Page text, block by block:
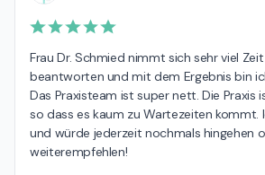
Frau Dr. Schmied nimmt sich sehr viel
beantworten und mit dem Ergebnis bin
Das Praxisteam ist super nett. Die Praxis
so dass es kaum zu Wartezeiten kommt.
und würde jederzeit nochmals hingehen
weiterempfehlen!